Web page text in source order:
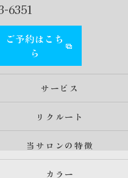
6351
ご予約はこち
ら
サービス
リクルート
当サロンの特徴
カラー